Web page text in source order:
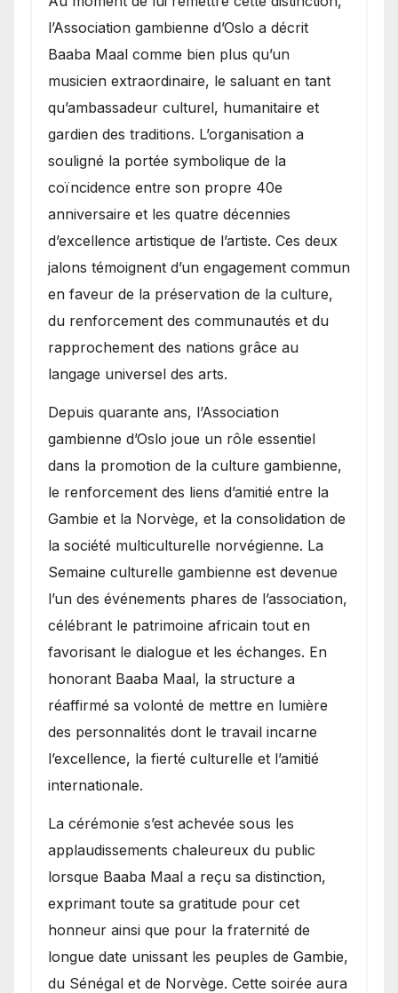
l’Association gambienne d’Oslo a décrit
Baaba Maal comme bien plus qu’un
musicien extraordinaire, le saluant en tant
qu’ambassadeur culturel, humanitaire et
gardien des traditions. L’organisation a
souligné la portée symbolique de la
coïncidence entre son propre 40e
anniversaire et les quatre décennies
d’excellence artistique de l’artiste. Ces deux
jalons témoignent d’un engagement commun
en faveur de la préservation de la culture,
du renforcement des communautés et du
rapprochement des nations grâce au
langage universel des arts.
​Depuis quarante ans, l’Association
gambienne d’Oslo joue un rôle essentiel
dans la promotion de la culture gambienne,
le renforcement des liens d’amitié entre la
Gambie et la Norvège, et la consolidation de
la société multiculturelle norvégienne. La
Semaine culturelle gambienne est devenue
l’un des événements phares de l’association,
célébrant le patrimoine africain tout en
favorisant le dialogue et les échanges. En
honorant Baaba Maal, la structure a
réaffirmé sa volonté de mettre en lumière
des personnalités dont le travail incarne
l’excellence, la fierté culturelle et l’amitié
internationale.
​La cérémonie s’est achevée sous les
applaudissements chaleureux du public
lorsque Baaba Maal a reçu sa distinction,
exprimant toute sa gratitude pour cet
honneur ainsi que pour la fraternité de
longue date unissant les peuples de Gambie,
du Sénégal et de Norvège. Cette soirée aura